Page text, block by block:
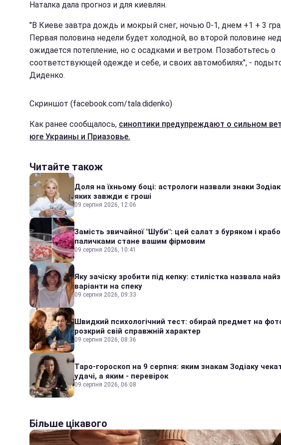
Наталка дала прогноз и для киевлян.
"В Киеве завтра дождь и мокрый снег, ночью 0-1, днем ​​+1 + 3
Первая половина недели будет холодной, во второй половине
ожидается потепление, но с осадками и ветром. Позаботьтесь о
соответствующей одежде и себе, и своих автомобилях", -
Диденко.
Скриншот (facebook.com/tala.didenko)
Как ранее сообщалось, синоптики предупреждают о сильном
юге Украины и Приазовье.
Читайте також
Доля на їхньому боці: астрологи назвали знаки
яких завжди є гроші
09 серпня 2026, 12:06
Замість звичайної "Шуби": цей салат з буряком і
паличками стане вашим фірмовим
09 серпня 2026, 10:41
Яку зачіску зробити під кепку: стилістка назвала
варіанти на спеку
09 серпня 2026, 09:33
Швидкий психологічний тест: обирай предмет на
розкрий свій справжній характер
09 серпня 2026, 08:36
Таро-гороскоп на 9 серпня: яким знакам Зодіаку
удачі, а яким - перевірок
09 серпня 2026, 06:08
Більше цікавого